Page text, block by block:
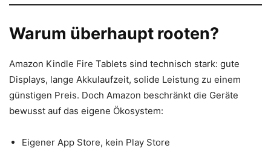
Warum überhaupt rooten?
Amazon Kindle Fire Tablets sind technisch stark: gute
Displays, lange Akkulaufzeit, solide Leistung zu einem
günstigen Preis. Doch Amazon beschränkt die Geräte
bewusst auf das eigene Ökosystem:
Eigener App Store, kein Play Store